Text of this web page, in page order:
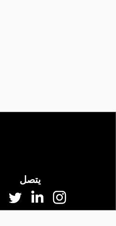
يتصل